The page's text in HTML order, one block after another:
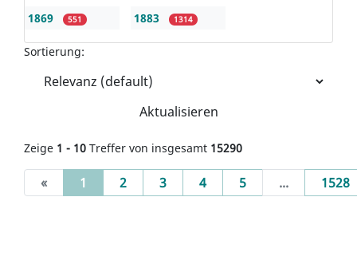
1869 551 1883 1314
Sortierung:
Aktualisieren
Zeige 1 - 10 Treffer von insgesamt 15290
« 1 (current)
2 3 4 5 ... 1528